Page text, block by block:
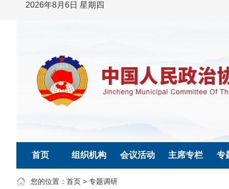
2026年8月6日 星期四
首页 组织机构 会议活动 主席专栏 专
您的位置： 首页 > 专题调研